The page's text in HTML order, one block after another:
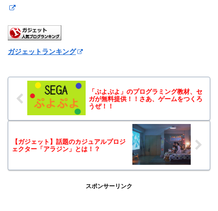
ガジェットランキング
「ぷよぷよ」のプログラミング教材、セ
ガが無料提供！！さあ、ゲームをつくろ
うぜ！！
【ガジェット】話題のカジュアルプロジ
ェクター「アラジン」とは！？
スポンサーリンク